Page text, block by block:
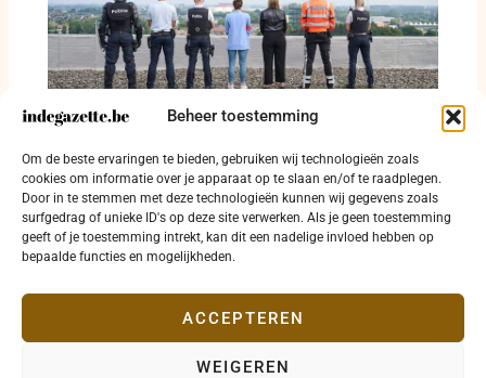
Beheer toestemming
Om de beste ervaringen te bieden, gebruiken wij technologieën zoals
cookies om informatie over je apparaat op te slaan en/of te raadplegen.
Door in te stemmen met deze technologieën kunnen wij gegevens zoals
surfgedrag of unieke ID's op deze site verwerken. Als je geen toestemming
geeft of je toestemming intrekt, kan dit een nadelige invloed hebben op
bepaalde functies en mogelijkheden.
ACCEPTEREN
WEIGEREN
Politiezone RIHO maakt negentien
controledagen in augustus bekend
20 juli 2026